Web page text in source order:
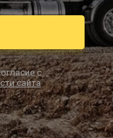
negabarit.ru
звонок
с
сайта